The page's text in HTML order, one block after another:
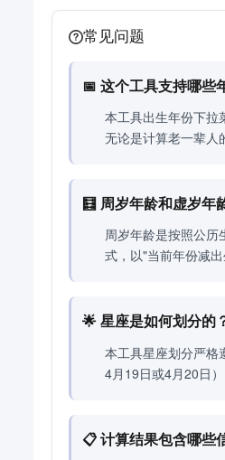
常见问题
📅 这个工具支持哪些
本工具出生年份下拉
无论是计算老一辈人
🧮 周岁年龄和虚岁年
周岁年龄是按照公
式，以"当前年份减
🌟 星座是如何划分的
本工具星座划分严格
4月19日或4月20日
📋 计算结果包含哪些